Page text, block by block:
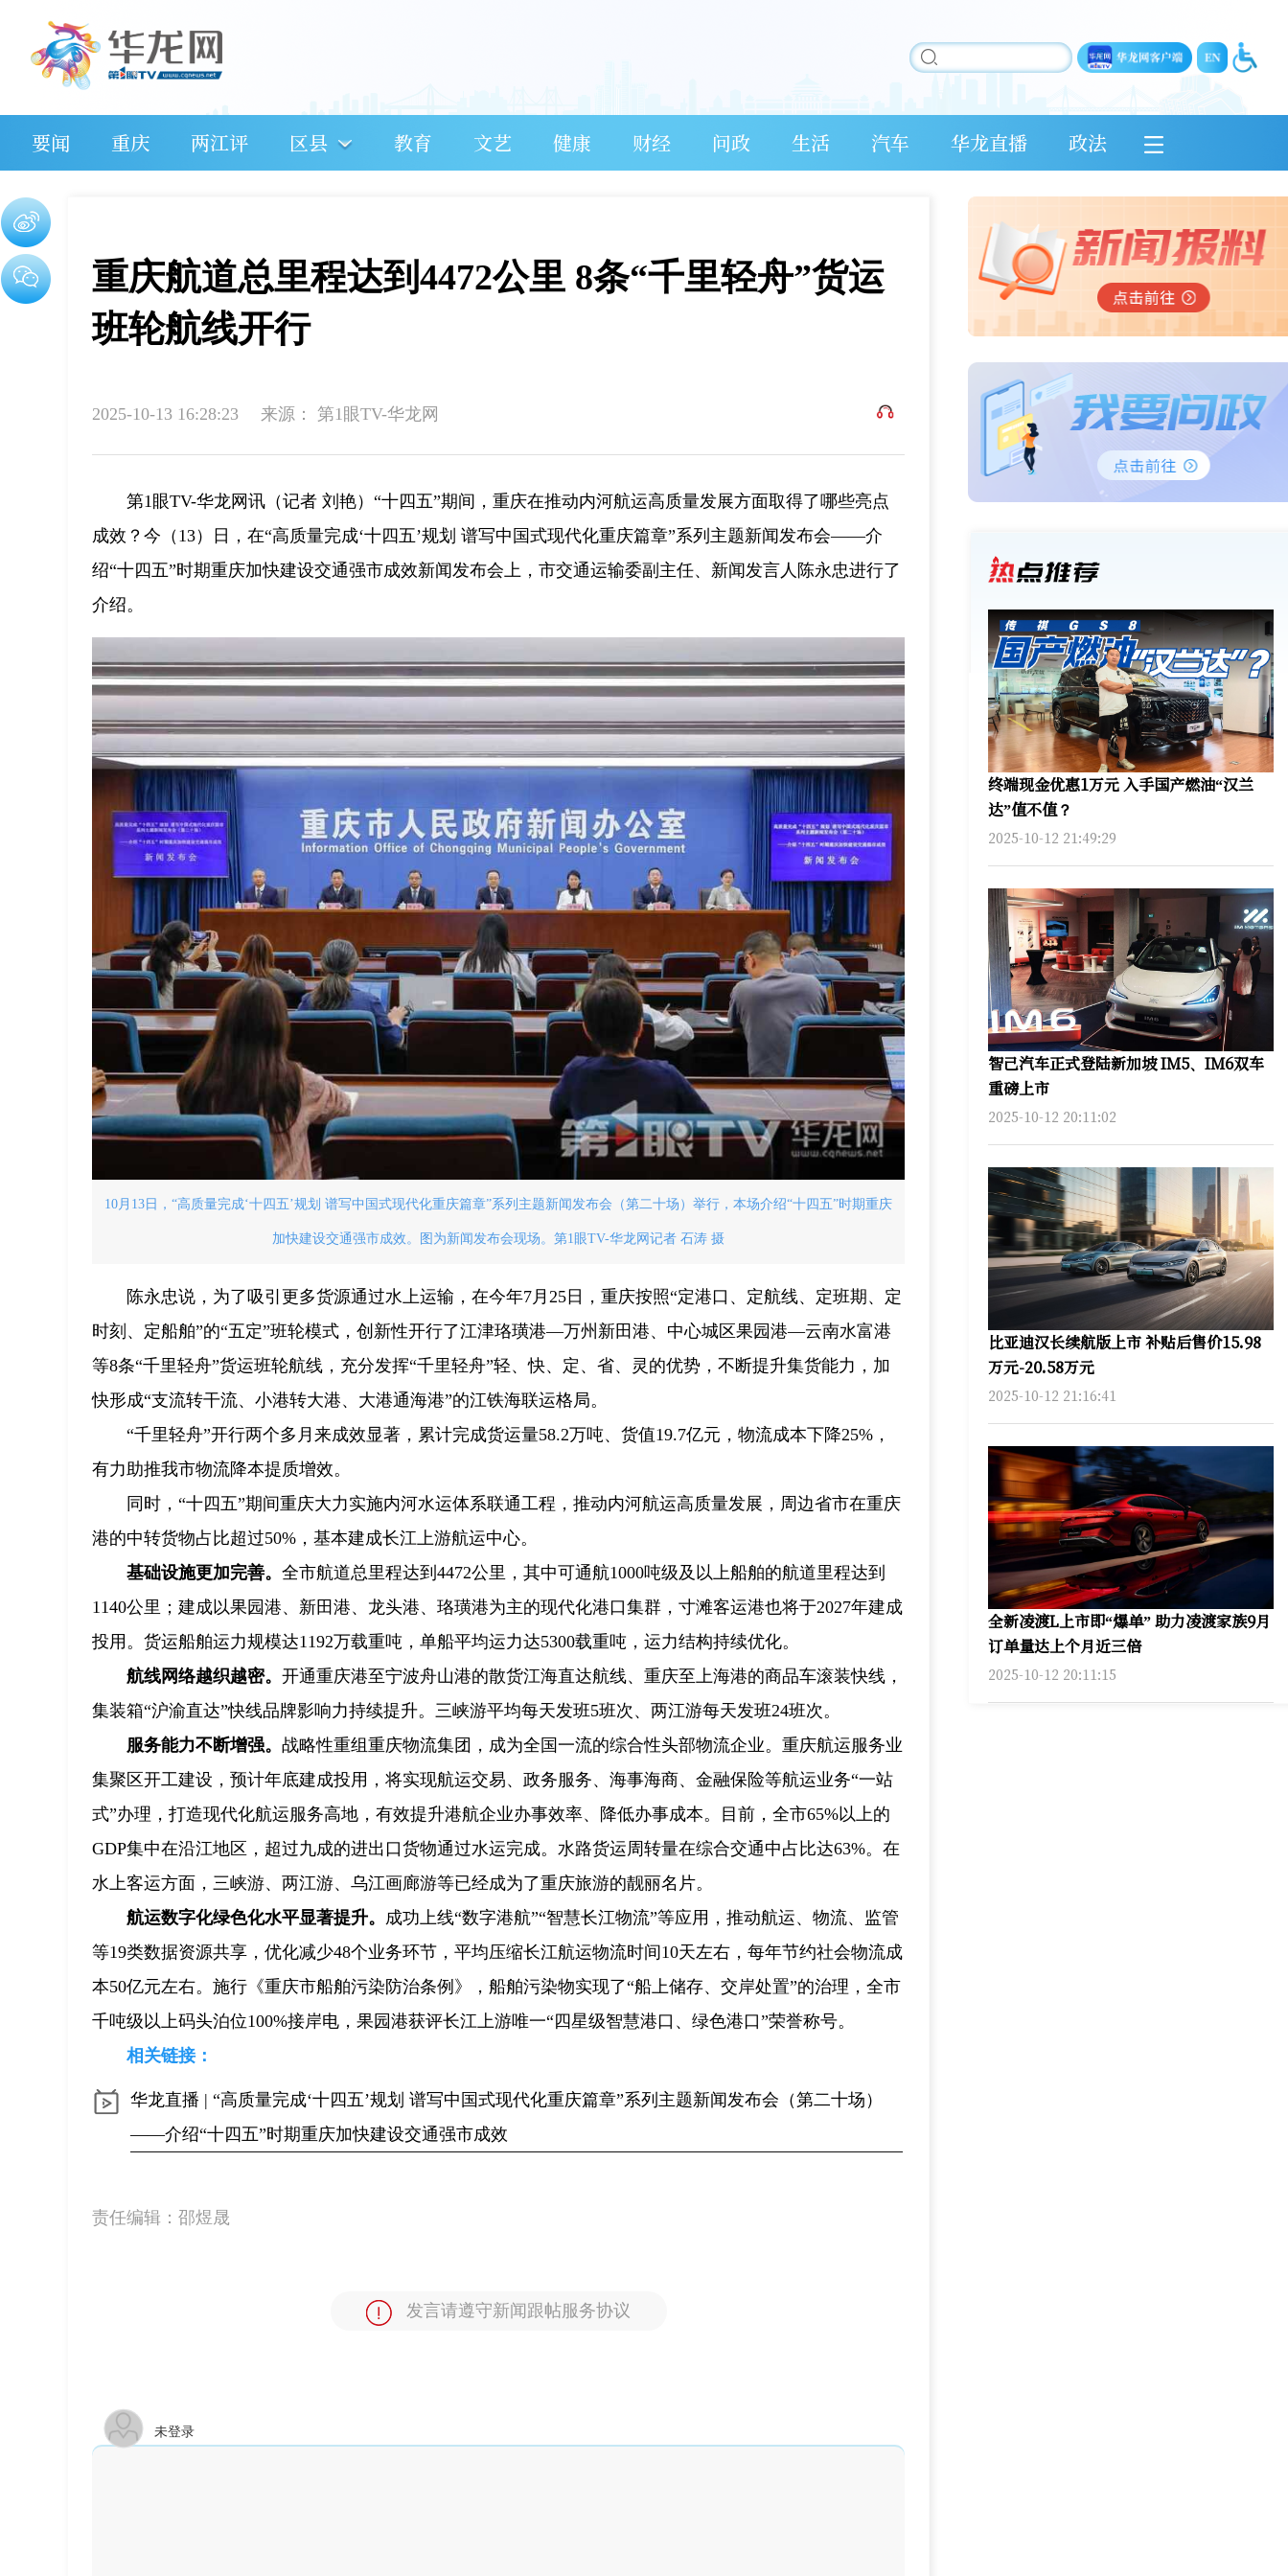
要闻 重庆 两江评 区县 教育 文艺 健康 财经 问政 生活 汽车 华龙直播 政法
重庆航道总里程达到4472公里 8条“千里轻舟”货运
班轮航线开行
2025-10-13 16:28:23 来源： 第1眼TV-华龙网
第1眼TV-华龙网讯（记者 刘艳）“十四五”期间，重庆在推动内河航运高质量发展方面取得了哪些亮点
成效？今（13）日，在“高质量完成‘十四五’规划 谱写中国式现代化重庆篇章”系列主题新闻发布会——介
绍“十四五”时期重庆加快建设交通强市成效新闻发布会上，市交通运输委副主任、新闻发言人陈永忠进行了
介绍。
10月13日，“高质量完成‘十四五’规划 谱写中国式现代化重庆篇章”系列主题新闻发布会（第二十场）举行，本场介绍“十四五”时期重庆
加快建设交通强市成效。图为新闻发布会现场。第1眼TV-华龙网记者 石涛 摄
陈永忠说，为了吸引更多货源通过水上运输，在今年7月25日，重庆按照“定港口、定航线、定班期、定
时刻、定船舶”的“五定”班轮模式，创新性开行了江津珞璜港—万州新田港、中心城区果园港—云南水富港
等8条“千里轻舟”货运班轮航线，充分发挥“千里轻舟”轻、快、定、省、灵的优势，不断提升集货能力，加
快形成“支流转干流、小港转大港、大港通海港”的江铁海联运格局。
“千里轻舟”开行两个多月来成效显著，累计完成货运量58.2万吨、货值19.7亿元，物流成本下降25%，
有力助推我市物流降本提质增效。
同时，“十四五”期间重庆大力实施内河水运体系联通工程，推动内河航运高质量发展，周边省市在重庆
港的中转货物占比超过50%，基本建成长江上游航运中心。
基础设施更加完善。 全市航道总里程达到4472公里，其中可通航1000吨级及以上船舶的航道里程达到
1140公里；建成以果园港、新田港、龙头港、珞璜港为主的现代化港口集群，寸滩客运港也将于2027年建成
投用。货运船舶运力规模达1192万载重吨，单船平均运力达5300载重吨，运力结构持续优化。
航线网络越织越密。 开通重庆港至宁波舟山港的散货江海直达航线、重庆至上海港的商品车滚装快线，
集装箱“沪渝直达”快线品牌影响力持续提升。三峡游平均每天发班5班次、两江游每天发班24班次。
服务能力不断增强。 战略性重组重庆物流集团，成为全国一流的综合性头部物流企业。重庆航运服务业
集聚区开工建设，预计年底建成投用，将实现航运交易、政务服务、海事海商、金融保险等航运业务“一站
式”办理，打造现代化航运服务高地，有效提升港航企业办事效率、降低办事成本。目前，全市65%以上的
GDP集中在沿江地区，超过九成的进出口货物通过水运完成。水路货运周转量在综合交通中占比达63%。在
水上客运方面，三峡游、两江游、乌江画廊游等已经成为了重庆旅游的靓丽名片。
航运数字化绿色化水平显著提升。 成功上线“数字港航”“智慧长江物流”等应用，推动航运、物流、监管
等19类数据资源共享，优化减少48个业务环节，平均压缩长江航运物流时间10天左右，每年节约社会物流成
本50亿元左右。施行《重庆市船舶污染防治条例》，船舶污染物实现了“船上储存、交岸处置”的治理，全市
千吨级以上码头泊位100%接岸电，果园港获评长江上游唯一“四星级智慧港口、绿色港口”荣誉称号。
相关链接：
华龙直播 | “高质量完成‘十四五’规划 谱写中国式现代化重庆篇章”系列主题新闻发布会（第二十场）
——介绍“十四五”时期重庆加快建设交通强市成效
责任编辑： 邵煜晟
发言请遵守新闻跟帖服务协议
未登录
终端现金优惠1万元 入手国产燃油“汉兰
达”值不值？
2025-10-12 21:49:29
智己汽车正式登陆新加坡 IM5、IM6双车
重磅上市
2025-10-12 20:11:02
比亚迪汉长续航版上市 补贴后售价15.98
万元-20.58万元
2025-10-12 21:16:41
全新凌渡L上市即“爆单” 助力凌渡家族9月
订单量达上个月近三倍
2025-10-12 20:11:15